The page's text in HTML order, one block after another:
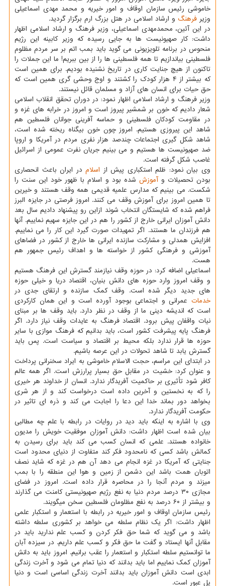
خاموشی رئیس سازمان اوقاف و امور خیریه و محمد مهدی اسماعیلی
وزیر فرهنگ و ارشاد اسلامی در هتل بزرگ ارم برگزار گردید.
در این آئین، محمدمهدی اسماعیلی، وزیر فرهنگ و ارشاد اسلامی اظهار
داشت: کار صهیونیست ها به جایی رسیده که وزیر کابینه این رژیم
منحوس در برنامه تلویزیونی می گوید باید بمب اتم بر سر مردم مظلوم
فلسطینی بیاندازیم تا همه فلسطینی ها را از بین ببریم! ما این جملات را
تاکنون از هیچ جنایت کاری در تاریخ نشنیده بودیم. برای همین است
که بیشتر از ۴ هزار کودک را کشتند و اوج وحشی گری همین است که
حق حیات برای انسان های آزاد و مسلمان قائل نیستند.
وزیر فرهنگ و ارشاد اسلامی اظهار نمود: در دوران تحقق انقلاب اسلامی
شعار دادیم که خون بر شمشیر پیروز است و امروز در خرابه های غزه و
در مقاومت کودکان فلسطینی و حماسه آفرینی جوانان فلسطین هم
شاهد این پیروزی هستیم. امروز چون خون بیگناه ریخته شده است،
شاهد شکل گیری اجتماعات چندصد هزار نفری مردم در آمریکا و اروپا
ضد صهیونیست ها هستیم و می بینیم جریان نفرت عمومی از اسرائیل
غاصب شکل گرفته است.
وی بیان نمود: ظلم استکباری پیش از اسلامدر ایران باعث انحصاری
بودن تحصیلات وآموزش شده بود و اسلام با ظهور خود این سنت را
شکست. می بینیم که مدارس علمیه قدیمی همه وقف هستند و خیرین
تا همین امروز برای آموزش وقف می کنند. امروز فرصتی در جایزه البرز
فراهم شده که شایستگان انتخاب شوند ازاین رو پیشنهاد دادیم سال بعد
دانش آموزان ایرانی خارج از کشور را هم در این جایزه سهیم نماییم. آنها
هم فرزندان ما هستند. اگر تمهیدات صورت گیرد این کار را می نماییم.
افزایش همدلی و مشارکت سازنده ایرانی ها خارج از کشور در فضاهای
آموزشی و فرهنگی کشور از خواسته ها و اهداف رئیس جمهور هم
هست.
اسماعیلی اضافه کرد: در حوزه وقف نیازمند گسترش این فرهنگ هستیم
و وقف امروز وارد حوزه های دانش بنیان، اقتصاد دریا و خیلی حوزه
های جدید دیگر شده است. وقف کمک سازنده و ارتقای جدی در
خدمات عمرانی و اجتماعی بوجود آورده است و این همان کارکردی
است که اندیشه دینی ما از وقف در نظر دارد. باید وقف ها بر مبنای
نیات واقفان پیش برود. اقتصاد فرهنگ به عایدات وقف نیاز دارد. اگر
فرهنگ پایه پیشرفت کشور است، باید بدانیم که فرهنگ موازی با سایر
حوزه ها قرار ندارد بلکه محیط بر اقتصاد و سیاست است. پس باید
گسترش یابد تا شاهد تحولات در این عرصه باشیم.
در ابتدای این مراسم، حجت الاسلام خاموشی به ایراد سخنرانی پرداخت
و عنوان کرد: خشیت در مقابل حق بسیار پرارزش است. اگر همه عالم
کافر شود تأثیری بر حاکمیت آفریدگار ندارد. انسان از خداوند هر خیری
را که به نخستین و آخرین داده است درخواست کند و از هر شری
بخواهد دور بماند خدا این دعا را اجابت می کند و ذره ای تاثیر در
حکومت آفریدگار ندارد.
وی با اشاره به اینکه باید دید در روایات در رابطه با علم چه مطالبی
بیان شده است اظهار داشت: دانش آموزان موفقیت خویش را مدیون
خانواده هستند. علمی که انسان کسب می کند باید برای رسیدن به
کمالش باشد کسی که نامحدود فکر کند متفاوت از دنیای محدود است
جنایتی که آمریکا در غزه انجام می دهد آن هم در غزه که شاید نصف
اتوبان همت باشد این دشمن از زمین و هوا این منطقه را با بمب
میزند و مردم آنجا را در محاصره قرار داده است. امروز در فضای
مجازی ۳۰ درصد مردم دنیا به نفع رژیم صهیونیستی کامنت می گذارند
و بیشتر از ۶۰ درصد به نفع مظلومان فلسطین سخن میگویند.
رئیس سازمان اوقاف و امور خیریه در رابطه با استعمار و استکبار علمی
اظهار داشت: اگر یک نظام سلطه می خواهد بر کشوری سلطه داشته
باشد و می گوید که شما حق فکر کردن و کسب علم ندارید باید در
مقابل آنها ایستاد و گفت ما حق فکر و کسب علم داریم. در سیزده آبان
ما توانستیم سلطه استکبار و استعمار را عقب برانیم. امروز باید به دانش
آموزان کمک نماییم اما باید بدانند که دنیا تمام می شود و آخرت زندگی
ابدی است دانش آموزان باید بدانند آخرت زندگی اساسی است و دنیا
پل عبور است.